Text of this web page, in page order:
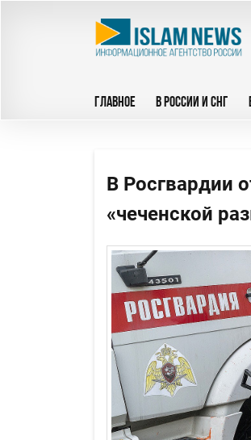
ГЛАВНОЕ В РОССИИ И СНГ
В Росгвардии
«чеченской